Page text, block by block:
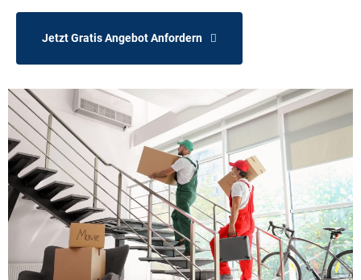
Jetzt Gratis Angebot Anfordern